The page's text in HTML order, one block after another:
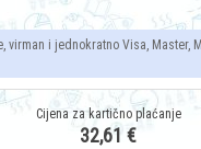
virman i jednokratno Visa, Master,
32,61 €